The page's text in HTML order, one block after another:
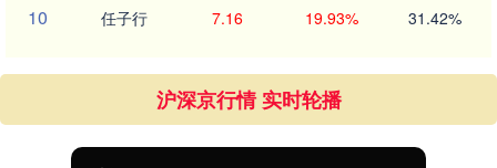
10 任子行 7.16 19.93% 31.42%
沪深京行情 实时轮播